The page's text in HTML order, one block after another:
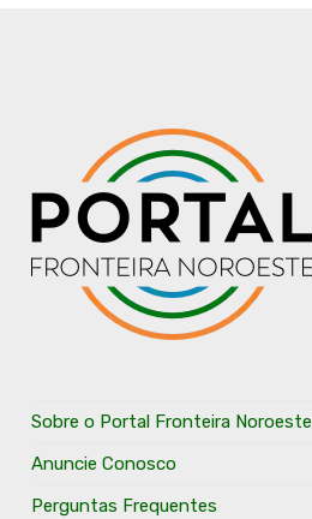
Sobre o Portal Fronteira Noroeste
Anuncie Conosco
Perguntas Frequentes